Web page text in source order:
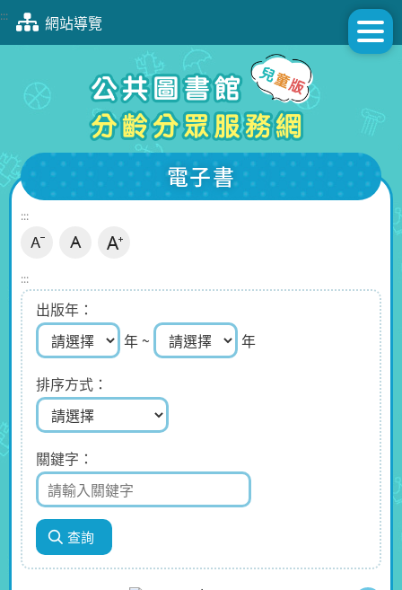
跳
塊
::: 網站導覽
電子書
:::
:::
出版年
年 ~
年
排序方式
關鍵字